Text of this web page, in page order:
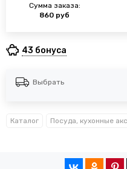
Сумма заказа:
860 руб
43 бонуса
Выбрать
Каталог